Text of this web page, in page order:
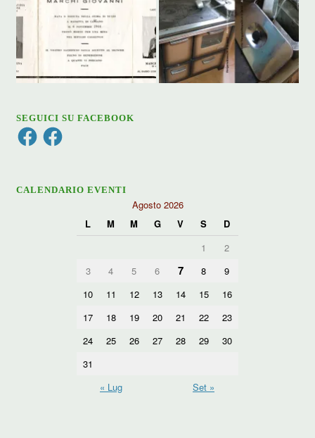
SEGUICI SU FACEBOOK
FacebookFacebook
CALENDARIO EVENTI
Agosto 2026
L
M M G V S
D
1
2
3
4 5 6 7 8
9
10
11 12 13 14 15
16
17
18 19 20 21 22
23
24
25 26 27 28 29
30
31
« Lug
Set »